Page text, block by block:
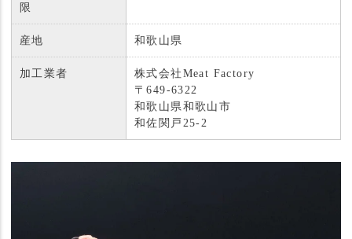
限
産地 和歌山県
加工業者
株式会社Meat Factory
〒649-6322
和歌山県和歌山市
和佐関戸25-2